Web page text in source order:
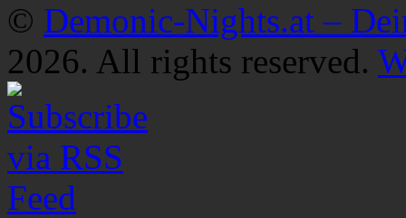
© Demonic-Nights.at –
2026. All rights reserved.